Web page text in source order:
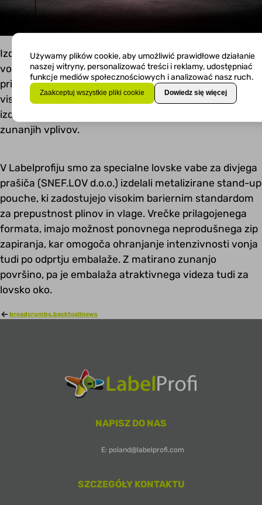
Używamy plików cookie, aby umożliwić prawidłowe działanie
naszej witryny, personalizować treści i reklamy, udostępniać
funkcje mediów społecznościowych i analizować nasz ruch.
Zaakceptuj wszystkie pliki cookie Dowiedz się więcej
Izdelki, katerih funkcija je oddajanje specifičnega
vonja, predstavljajo precejšen izziv pri iskanju
primerne embalaže. Embalaža se mora ponašati z
visokimi bariernimi lastnostmi, ki ne prepušča vonja in
izdelek obenem varuje tudi pred vdorom negativnih
zunanjih vplivov.
V Labelprofiju smo za specialne lovske vabe za divjega
prašiča (SNEF.LOV d.o.o.) izdelali metalizirane stand-up
pouche, ki zadostujejo visokim bariernim standardom
za prepustnost plinov in vlage. Vrečke prilagojenega
formata, imajo možnost ponovnega neprodušnega zip
zapiranja, kar omogoča ohranjanje intenzivnosti vonja
tudi po odprtju embalaže. Z matirano zunanjo
površino, pa je embalaža atraktivnega videza tudi za
lovsko oko.
breadcrumbs.backtoallnews
NAPISZ DO NAS
E: poland@labelprofi.com
SZCZEGÓŁY KONTAKTU